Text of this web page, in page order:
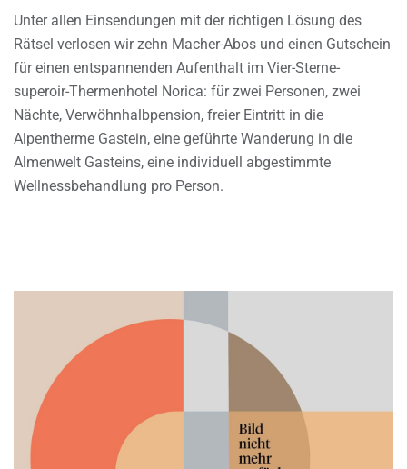
Unter allen Einsendungen mit der richtigen Lösung des
Rätsel verlosen wir zehn Macher-Abos und einen Gutschein
für einen entspannenden Aufenthalt im Vier-Sterne-
superoir-Thermenhotel Norica: für zwei Personen, zwei
Nächte, Verwöhnhalbpension, freier Eintritt in die
Alpentherme Gastein, eine geführte Wanderung in die
Almenwelt Gasteins, eine individuell abgestimmte
Wellnessbehandlung pro Person.